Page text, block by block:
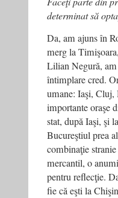
How
The
determinat să
Da, am ajuns în
merg la
Lilian Negură,
întimplare cred.
umane: Iaşi, Cluj,
importante oraşe
stat, după Iaşi, şi
Bucureştiul prea
combinaţie
mercantil, o
pentru reflecţie.
fie că eşti la